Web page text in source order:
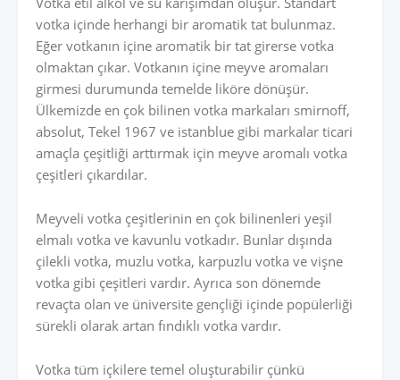
votka içinde herhangi bir aromatik tat bulunmaz.
Eğer votkanın içine aromatik bir tat girerse votka
olmaktan çıkar. Votkanın içine meyve aromaları
girmesi durumunda temelde liköre dönüşür.
Ülkemizde en çok bilinen votka markaları smirnoff,
absolut, Tekel 1967 ve istanblue gibi markalar ticari
amaçla çeşitliği arttırmak için meyve aromalı votka
çeşitleri çıkardılar.
Meyveli votka çeşitlerinin en çok bilinenleri yeşil
elmalı votka ve kavunlu votkadır. Bunlar dışında
çilekli votka, muzlu votka, karpuzlu votka ve vişne
votka gibi çeşitleri vardır. Ayrıca son dönemde
revaçta olan ve üniversite gençliği içinde popülerliği
sürekli olarak artan fındıklı votka vardır.
Votka tüm içkilere temel oluşturabilir çünkü